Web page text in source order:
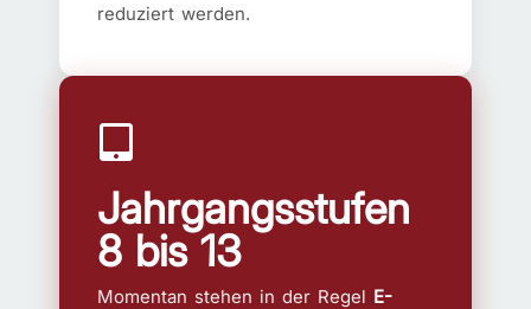
reduziert werden.
Jahrgangsstufen
8 bis 13
Momentan stehen in der Regel E-